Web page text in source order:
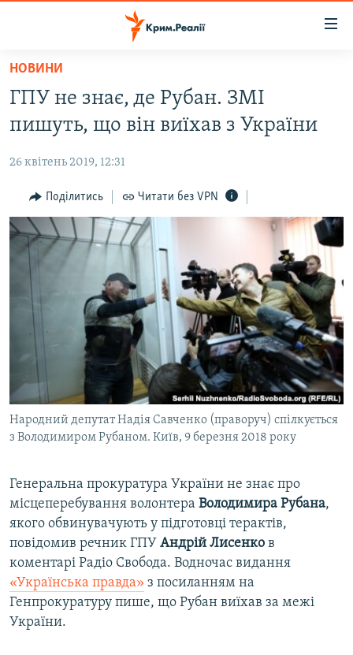
Перейти
основного
матеріалу
Перейти
до
навігації
Перейти
до
пошуку
ВІДЕО ТА ФОТО
ПОЛІТИКА
БЛОГИ
ПОГЛЯД
ІНТЕРВ'Ю
ВСЕ ЗА ДЕНЬ
СПЕЦПРОЕКТИ
ВІДЕОУРОКИ «ELIFBE»
СВІДЧЕННЯ ОКУПАЦІЇ
УКРАЇНСЬКА ПРОБЛЕМА КРИМУ
ЯК ОБІЙТИ БЛОКУВАННЯ
Русский
Qırımtatar
Усі сайти RFE/RL
НОВИНИ
ГПУ не знає, де Рубан. ЗМІ
пишуть, що він виїхав з України
26 квітень 2019, 12:31
Поділитись Читати без VPN
Народний депутат Надія Савченко (праворуч) спілкується
з Володимиром Рубаном. Київ, 9 березня 2018 року
Генеральна прокуратура України не знає про
місцеперебування волонтера Володимира Рубана,
якого обвинувачують у підготовці терактів,
повідомив речник ГПУ Андрій Лисенко в
коментарі Радіо Свобода. Водночас видання
«Українська правда» з посиланням на
Генпрокуратуру пише, що Рубан виїхав за межі
України.